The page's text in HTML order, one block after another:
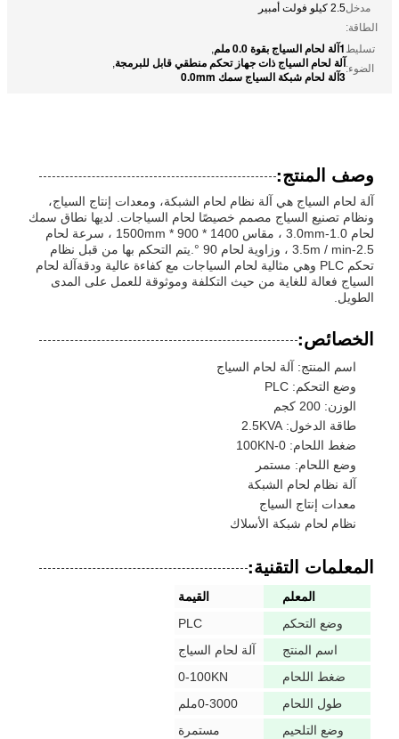
مدخل
الطاقة:
2.5 كيلو فولت أمبير
تسليط
الضوء:
1آلة لحام السياج بقوة 0.0 ملم ,
آلة لحام السياج ذات جهاز تحكم منطقي قابل للبرمجة,
3آلة لحام شبكة السياج سمك 0.0mm
وصف المنتج:
آلة لحام السياج هي آلة نظام لحام الشبكة، ومعدات إنتاج السياج،
ونظام تصنيع السياج مصمم خصيصًا لحام السياجات. لديها نطاق سمك
لحام 1.0-3.0mm ، مقاس 1400 * 900 * 1500mm ، سرعة لحام
2.5-3.5m / min ، وزاوية لحام 90 °.يتم التحكم بها من قبل نظام
تحكم PLC وهي مثالية لحام السياجات مع كفاءة عالية ودقةآلة لحام
السياج فعالة للغاية من حيث التكلفة وموثوقة للعمل على المدى
الطويل.
الخصائص:
اسم المنتج: آلة لحام السياج
وضع التحكم: PLC
الوزن: 200 كجم
طاقة الدخول: 2.5KVA
ضغط اللحام: 0-100KN
وضع اللحام: مستمر
آلة نظام لحام الشبكة
معدات إنتاج السياج
نظام لحام شبكة الأسلاك
المعلمات التقنية:
المعلم
القيمة
وضع التحكم
PLC
اسم المنتج
آلة لحام السياج
ضغط اللحام
0-100KN
طول اللحام
0-3000ملم
وضع التلحيم
مستمرة